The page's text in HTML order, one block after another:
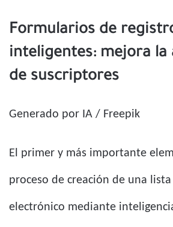
Formularios de
inteligentes: mejora la
de suscriptores
Generado por IA / Freepik
El primer y más importante
proceso de creación de una
electrónico mediante